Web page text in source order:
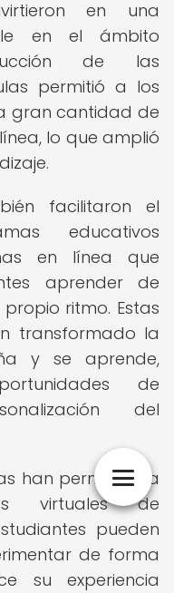
en una
en el ámbito
de las
permitió a los
gran cantidad de
lo que amplió
facilitaron el
educativos
en línea que
aprender de
ritmo. Estas
transformado la
y se aprende,
de
del
han permitido la
virtuales de
pueden
de forma
su experiencia